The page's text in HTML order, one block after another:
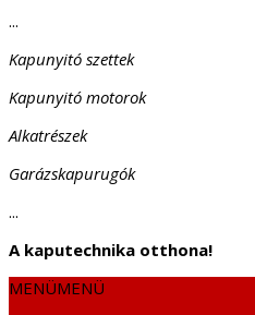
...
Kapunyitó szettek
Kapunyitó motorok
Alkatrészek
Garázskapurugók
...
A kaputechnika otthona!
MENÜMENÜ